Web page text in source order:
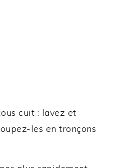
cuit : lavez et
les en tronçons